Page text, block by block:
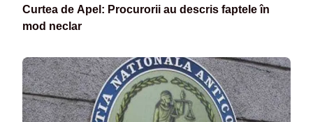
Curtea de Apel: Procurorii au descris faptele în
mod neclar